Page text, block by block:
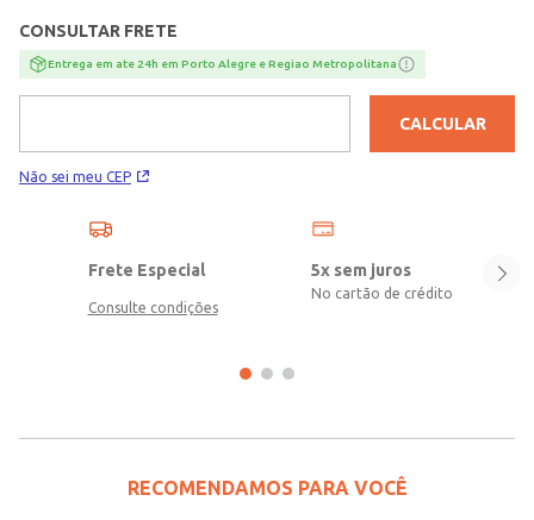
CONSULTAR FRETE
Entrega em ate 24h em Porto Alegre e Regiao Metropolitana
Não sei meu CEP
CALCULAR
Frete Especial
Consulte condições
5x sem juros
No cartão de crédito
RECOMENDAMOS PARA VOCÊ